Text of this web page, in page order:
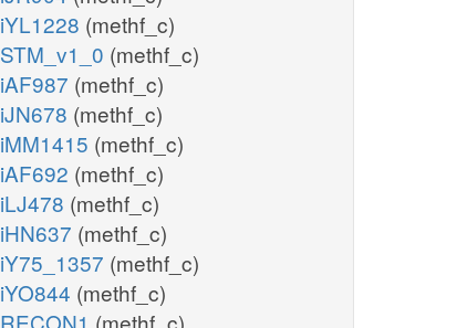
iYL1228 (methf_c)
STM_v1_0 (methf_c)
iAF987 (methf_c)
iJN678 (methf_c)
iMM1415 (methf_c)
iAF692 (methf_c)
iLJ478 (methf_c)
iHN637 (methf_c)
iY75_1357 (methf_c)
iYO844 (methf_c)